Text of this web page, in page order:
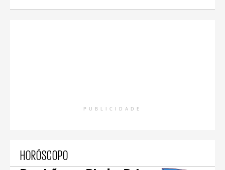
PUBLICIDADE
HORÓSCOPO